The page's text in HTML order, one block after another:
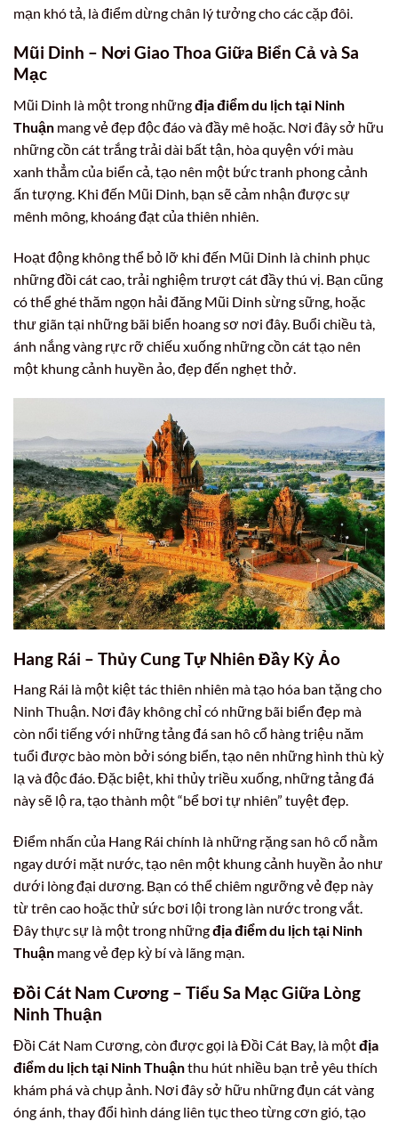
mạn khó tả, là điểm dừng chân lý tưởng cho các cặp đôi.
Mũi Dinh – Nơi Giao Thoa Giữa Biển Cả và Sa
Mạc
Mũi Dinh là một trong nhữngđịa điểm du lịch tại Ninh
Thuận mang vẻ đẹp độc đáo và đầy mê hoặc. Nơi đây sở hữu
những cồn cát trắng trải dài bất tận, hòa quyện với màu
xanh thẳm của biển cả, tạo nên một bức tranh phong cảnh
ấn tượng. Khi đến Mũi Dinh, bạn sẽ cảm nhận được sự
mênh mông, khoáng đạt của thiên nhiên.
Hoạt động không thể bỏ lỡ khi đến Mũi Dinh là chinh phục
những đồi cát cao, trải nghiệm trượt cát đầy thú vị. Bạn cũng
có thể ghé thăm ngọn hải đăng Mũi Dinh sừng sững, hoặc
thư giãn tại những bãi biển hoang sơ nơi đây. Buổi chiều tà,
ánh nắng vàng rực rỡ chiếu xuống những cồn cát tạo nên
một khung cảnh huyền ảo, đẹp đến nghẹt thở.
Hang Rái – Thủy Cung Tự Nhiên Đầy Kỳ Ảo
Hang Rái là một kiệt tác thiên nhiên mà tạo hóa ban tặng cho
Ninh Thuận. Nơi đây không chỉ có những bãi biển đẹp mà
còn nổi tiếng với những tảng đá san hô cổ hàng triệu năm
tuổi được bào mòn bởi sóng biển, tạo nên những hình thù kỳ
lạ và độc đáo. Đặc biệt, khi thủy triều xuống, những tảng đá
này sẽ lộ ra, tạo thành một “bể bơi tự nhiên” tuyệt đẹp.
Điểm nhấn của Hang Rái chính là những rặng san hô cổ nằm
ngay dưới mặt nước, tạo nên một khung cảnh huyền ảo như
dưới lòng đại dương. Bạn có thể chiêm ngưỡng vẻ đẹp này
từ trên cao hoặc thử sức bơi lội trong làn nước trong vắt.
Đây thực sự là một trong nhữngđịa điểm du lịch tại Ninh
Thuận mang vẻ đẹp kỳ bí và lãng mạn.
Đồi Cát Nam Cương – Tiểu Sa Mạc Giữa Lòng
Ninh Thuận
Đồi Cát Nam Cương, còn được gọi là Đồi Cát Bay, là mộtđịa
điểm du lịch tại Ninh Thuậnthu hút nhiều bạn trẻ yêu thích
khám phá và chụp ảnh. Nơi đây sở hữu những đụn cát vàng
óng ánh, thay đổi hình dáng liên tục theo từng cơn gió, tạo